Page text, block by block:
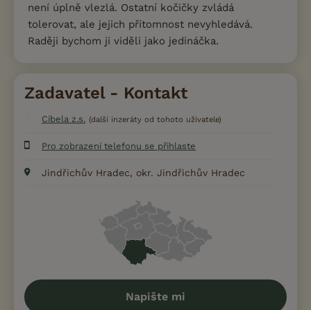
není úplně vlezlá. Ostatní kočičky zvládá
tolerovat, ale jejich přítomnost nevyhledává.
Raději bychom ji viděli jako jedináčka.
Zadavatel - Kontakt
Cibela z.s. (další inzeráty od tohoto uživatele)
Pro zobrazení telefonu se přihlaste
Jindřichův Hradec, okr. Jindřichův Hradec
Napište mi